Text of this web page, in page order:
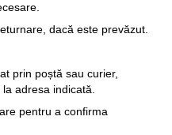
dacă este prevăzut.
prin poștă sau curier,
adresa indicată.
pentru a confirma